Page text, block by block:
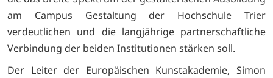
am Campus Gestaltung der Hochschule Trier
verdeutlichen und die langjährige partnerschaftliche
Verbindung der beiden Institutionen stärken soll.
Der Leiter der Europäischen Kunstakademie, Simon